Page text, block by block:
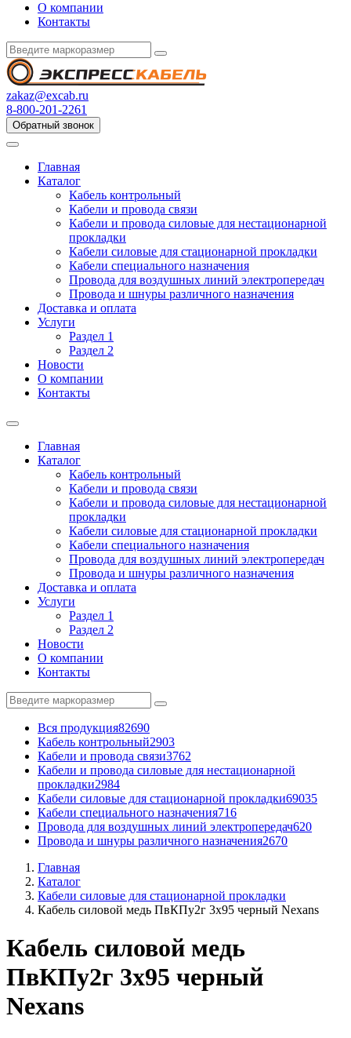
О компании
Контакты
zakaz@excab.ru
8-800-201-2261
Обратный звонок
Главная
Каталог
Кабель контрольный
Кабели и провода связи
Кабели и провода силовые для нестационарной
прокладки
Кабели силовые для стационарной прокладки
Кабели специального назначения
Провода для воздушных линий электропередач
Провода и шнуры различного назначения
Доставка и оплата
Услуги
Раздел 1
Раздел 2
Новости
О компании
Контакты
Главная
Каталог
Кабель контрольный
Кабели и провода связи
Кабели и провода силовые для нестационарной
прокладки
Кабели силовые для стационарной прокладки
Кабели специального назначения
Провода для воздушных линий электропередач
Провода и шнуры различного назначения
Доставка и оплата
Услуги
Раздел 1
Раздел 2
Новости
О компании
Контакты
Вся продукция82690
Кабель контрольный2903
Кабели и провода связи3762
Кабели и провода силовые для нестационарной
прокладки2984
Кабели силовые для стационарной прокладки69035
Кабели специального назначения716
Провода для воздушных линий электропередач620
Провода и шнуры различного назначения2670
Главная
Каталог
Кабели силовые для стационарной прокладки
Кабель силовой медь ПвКПу2г 3x95 черный Nexans
Кабель силовой медь
ПвКПу2г 3x95 черный
Nexans